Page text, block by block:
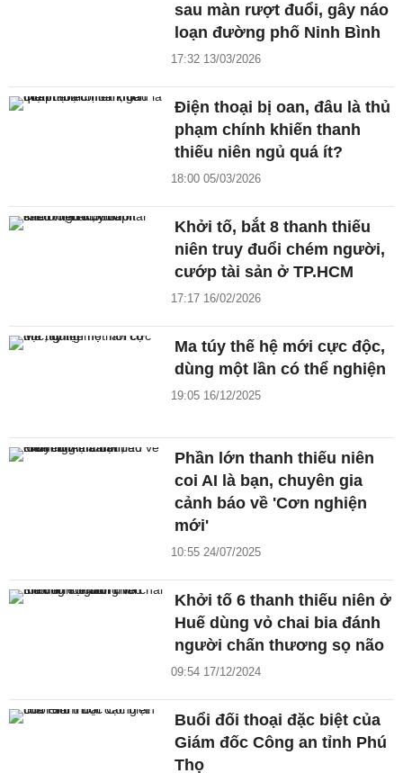
sau màn rượt đuổi, gây náo
loạn đường phố Ninh Bình
17:32 13/03/2026
Điện thoại bị oan, đâu là thủ
phạm chính khiến thanh
thiếu niên ngủ quá ít?
18:00 05/03/2026
Khởi tố, bắt 8 thanh thiếu
niên truy đuổi chém người,
cướp tài sản ở TP.HCM
17:17 16/02/2026
Ma túy thế hệ mới cực độc,
dùng một lần có thể nghiện
19:05 16/12/2025
Phần lớn thanh thiếu niên
coi AI là bạn, chuyên gia
cảnh báo về 'Cơn nghiện
mới'
10:55 24/07/2025
Khởi tố 6 thanh thiếu niên ở
Huế dùng vỏ chai bia đánh
người chấn thương sọ não
09:54 17/12/2024
Buổi đối thoại đặc biệt của
Giám đốc Công an tỉnh Phú
Thọ